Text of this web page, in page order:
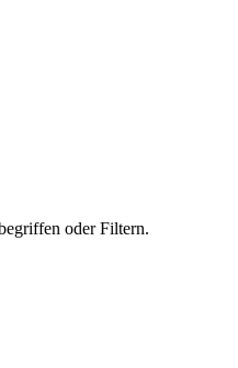
oder Filtern.